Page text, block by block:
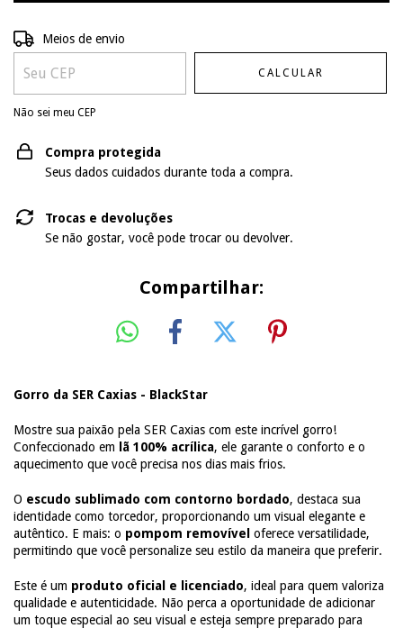
Entregas para o CEP:
Meios de envio
CALCULAR
Não sei meu CEP
Compra protegida
Seus dados cuidados durante toda a compra.
Trocas e devoluções
Se não gostar, você pode trocar ou devolver.
Compartilhar:
Gorro da SER Caxias - BlackStar
Mostre sua paixão pela SER Caxias com este incrível gorro!
Confeccionado em lã 100% acrílica, ele garante o conforto e o
aquecimento que você precisa nos dias mais frios.
O escudo sublimado com contorno bordado, destaca sua
identidade como torcedor, proporcionando um visual elegante e
autêntico. E mais: o pompom removível oferece versatilidade,
permitindo que você personalize seu estilo da maneira que preferir.
Este é um produto oficial e licenciado, ideal para quem valoriza
qualidade e autenticidade. Não perca a oportunidade de adicionar
um toque especial ao seu visual e esteja sempre preparado para